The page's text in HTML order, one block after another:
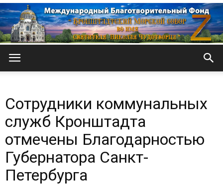
Морской
собор
Сотрудники коммунальных
служб Кронштадта
отмечены Благодарностью
Губернатора Санкт-
Петербурга